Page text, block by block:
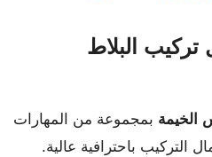
تركيب البلاط
الخيمة بمجموعة من المهارات
التركيب باحترافية عالية.